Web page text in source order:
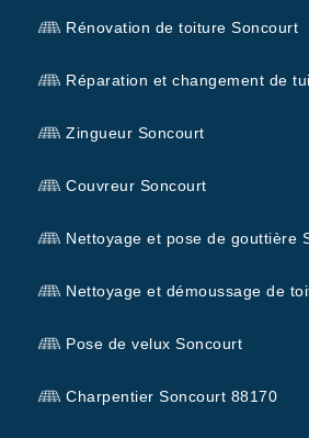
Rénovation de toiture Soncourt
Réparation et changement de
Zingueur Soncourt
Couvreur Soncourt
Nettoyage et pose de gouttière
Nettoyage et démoussage de
Pose de velux Soncourt
Charpentier Soncourt 88170